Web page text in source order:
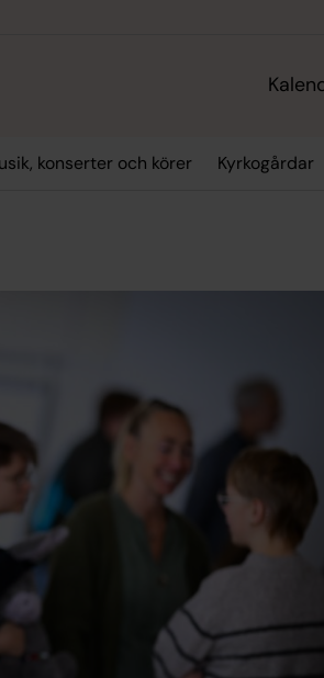
konserter och körer Kyrkogårdar